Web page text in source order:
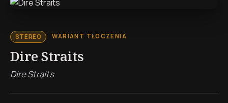
STEREO WARIANT TŁOCZENIA
Dire Straits
Dire Straits